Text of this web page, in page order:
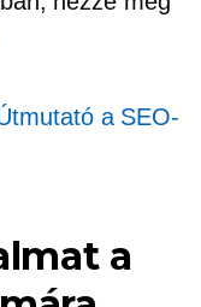
a SEO-
a